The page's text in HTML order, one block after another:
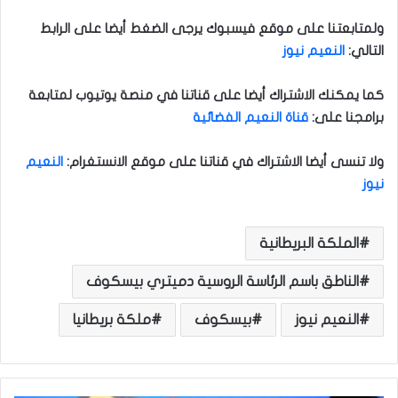
ولمتابعتنا على موقع فيسبوك يرجى الضغط أيضا على الرابط
التالي: النعيم نيوز
كما يمكنك الاشتراك أيضا على قناتنا في منصة يوتيوب لمتابعة
برامجنا على: قناة النعيم الفضائية
ولا تنسى أيضا الاشتراك في قناتنا على موقع الانستغرام: النعيم
نيوز
الملكة البريطانية
الناطق باسم الرئاسة الروسية دميتري بيسكوف
النعيم نيوز بيسكوف ملكة بريطانيا